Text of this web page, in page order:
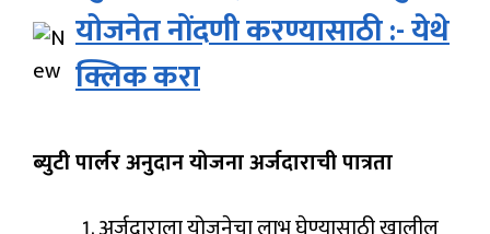
योजनेत नोंदणी करण्यासाठी :- येथे
क्लिक करा
ब्युटी पार्लर अनुदान योजना अर्जदाराची पात्रता